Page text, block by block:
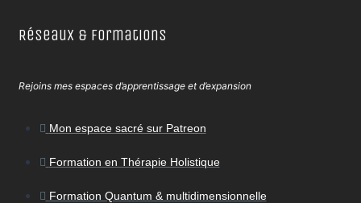
Réseaux & Formations
Rejoins mes espaces d’apprentissage et d’expansion
Mon espace sacré sur Patreon
Formation en Thérapie Holistique
Formation Quantum & multidimensionnelle